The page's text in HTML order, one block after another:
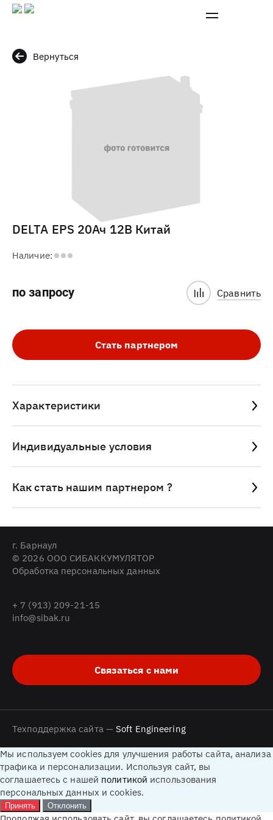
Вернуться
DELTA EPS 20Ач 12В Китай
Наличие:
по запросу Сравнить
Стать партнером
Характеристики
Индивидуальные условия
Как стать нашим партнером ?
г. Барнаул
© 2026 ООО СИБАККУМУЛЯТОР
Обработка персональных данных
+ 7 (913) 209-21-15
info@sibak.ru
Связаться с нами
Техподдержка сайта —Soft Engineering
Мы используем cookies для улучшения работы сайта, анализа
трафика и персонализации. Используя сайт, вы
соглашаетесь с нашей политикой использования
персональных данных и cookies.
Принять Отклонить